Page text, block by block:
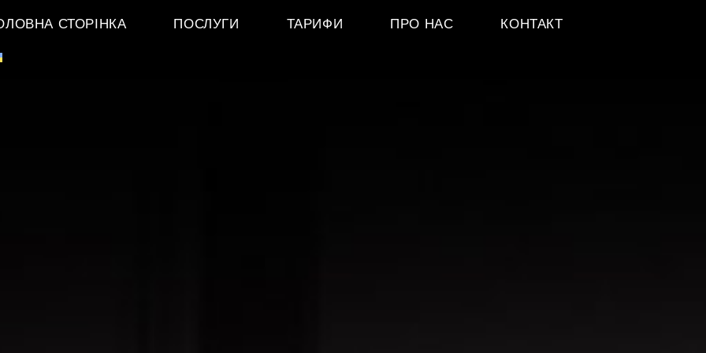
СТОРІНКА ПОСЛУГИ ТАРИФИ ПРО НАС КОНТАКТ